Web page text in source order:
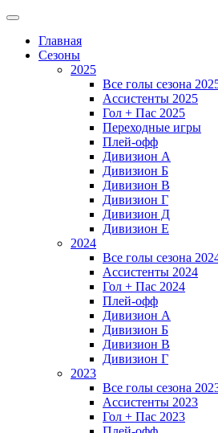
Главная
Сезоны
2025
Все голы сезона
Ассистенты 2025
Гол + Пас 2025
Переходные игры
Плей-офф
Дивизион A
Дивизион Б
Дивизион В
Дивизион Г
Дивизион Д
Дивизион Е
2024
Все голы сезона
Ассистенты 2024
Гол + Пас 2024
Плей-офф
Дивизион A
Дивизион Б
Дивизион В
Дивизион Г
2023
Все голы сезона
Ассистенты 2023
Гол + Пас 2023